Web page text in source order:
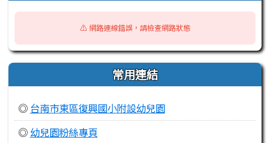
⚠️ 網路連線錯誤，請檢查網路狀態
常用連結
◎ 台南市東區復興國小附設幼兒園
◎ 幼兒園粉絲專頁